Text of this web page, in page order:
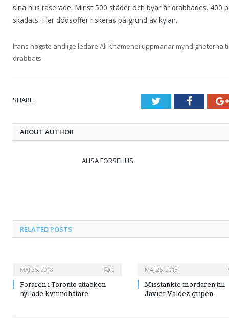
sina hus raserade. Minst 500 städer och byar är drabbades.
skadats. Fler dödsoffer riskeras på grund av kylan.
Irans högste andlige ledare Ali Khamenei uppmanar myndigheterna
drabbats.
SHARE. Twitter
ABOUT AUTHOR
ALISA FORSELIUS
RELATED POSTS
MAJ 25, 2018 0
Föraren i Toronto attacken
hyllade kvinnohatare
MAJ 25, 2018
Misstänkte mördaren till
Javier Valdez gripen